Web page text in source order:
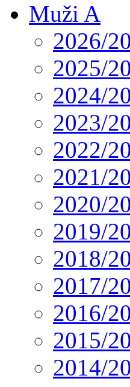
Muži A
2026/
2025/
2024/
2023/
2022/
2021/
2020/
2019/
2018/
2017/
2016/
2015/
2014/